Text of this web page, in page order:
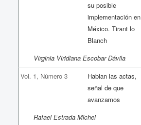
su posible
implementación en
México. Tirant lo
Blanch
Virginia Viridiana Escobar Dávila
Vol. 1, Número 3
Hablan las actas,
señal de que
avanzamos
Rafael Estrada Michel